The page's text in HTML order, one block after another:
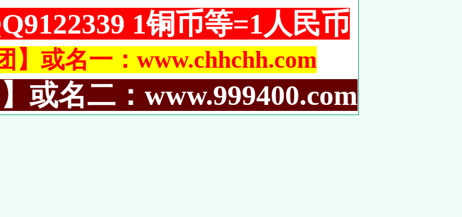
1铜币等=1人民币
】或名一：www.chhchh.com
或名二：www.999400.com